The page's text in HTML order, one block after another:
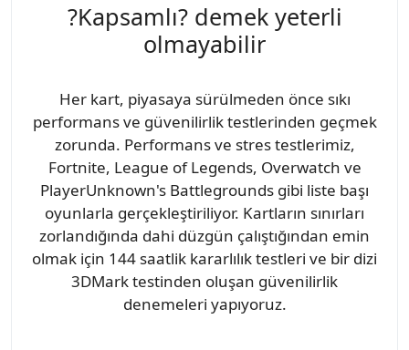
?Kapsamlı? demek yeterli
olmayabilir
Her kart, piyasaya sürülmeden önce sıkı
performans ve güvenilirlik testlerinden geçmek
zorunda. Performans ve stres testlerimiz,
Fortnite, League of Legends, Overwatch ve
PlayerUnknown's Battlegrounds gibi liste başı
oyunlarla gerçekleştiriliyor. Kartların sınırları
zorlandığında dahi düzgün çalıştığından emin
olmak için 144 saatlik kararlılık testleri ve bir dizi
3DMark testinden oluşan güvenilirlik
denemeleri yapıyoruz.